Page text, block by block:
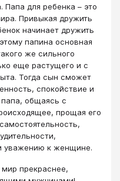
для ребенка – это
Привыкая дружить
начинает дружить
папина основная
же сильного
еще растущего и с
Тогда сын сможет
спокойствие и
общаясь с
прощая его
уважению к женщине.
прекраснее,